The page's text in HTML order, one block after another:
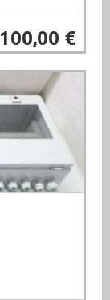
100,00 €